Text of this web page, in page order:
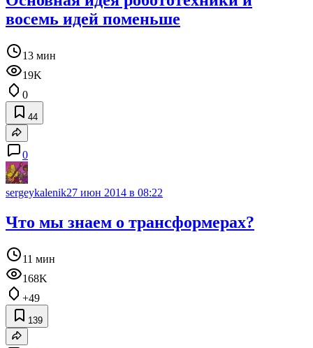
восемь идей поменьше
13 мин
19K
0
44
0
sergeykalenik27 июн 2014 в 08:22
Что мы знаем о трансформерах?
11 мин
168K
+49
139